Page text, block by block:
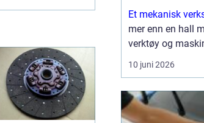
Et mekanisk
mer enn en hall
verktøy og
mange bedrifter er
verkstedet selve
gjør at produksjon,
anleggsdrift og
10 juni 2026